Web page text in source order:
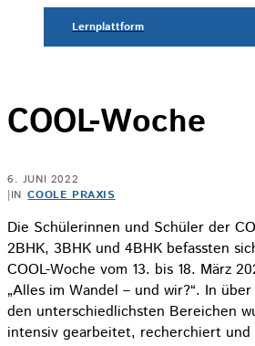
Lernplattform
COOL-Woche
6. JUNI 2022
|IN COOLE PRAXIS
Die Schülerinnen und Schüler der
2BHK, 3BHK und 4BHK befassten
COOL-Woche vom 13. bis 18. März
„Alles im Wandel – und wir?“. In
den unterschiedlichsten Bereichen
intensiv gearbeitet, recherchiert